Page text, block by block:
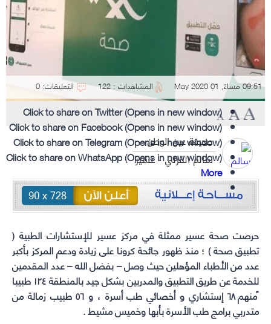
09:51 مساءً, 01 May 2020 المشاهدات : 122 التعليقات: 0
صحيفة عين الوطن
سالم القرني - عسير
حرصتصحة عسير ممثلة في مركز عسير للإستشارات الطبية (
تطبيق صحة ) ؛ منذ ظهور جائحة كرونا على زيادة ودعم المركز بأكبر
عدد من الأطباء المؤهلين حيث وصل – بفضل الله – عدد المقدمين
للخدمة عن طريق التطبيق والمدربين بشكل جيد بالمنطقة ١٢٤ طبيبا
ًمنهم ٦٨ إستشاري و أخصائي طب أسرة ، و ٥٦ طبيب زمالة من
متدربي برامج طب الأسرة بأبها وخميس مشيط .
Click to share on Twitter (Opens in new window)
Click to share on Facebook (Opens in new window)
Click to share on Telegram (Opens in new window)
Click to share on WhatsApp (Opens in new window)
More